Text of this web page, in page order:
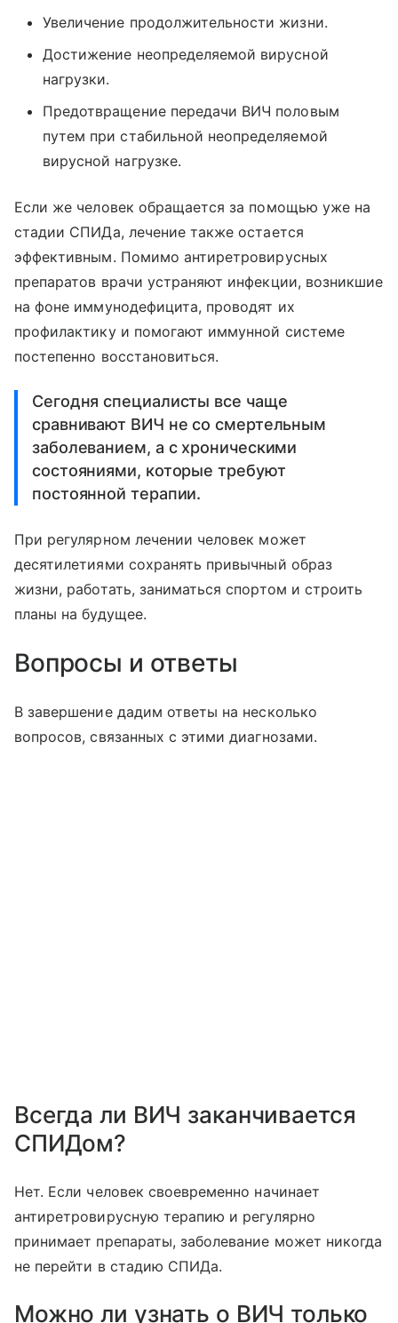
Увеличение продолжительности жизни.
Достижение неопределяемой вирусной
нагрузки.
Предотвращение передачи ВИЧ половым
путем при стабильной неопределяемой
вирусной нагрузке.
Если же человек обращается за помощью уже на
стадии СПИДа, лечение также остается
эффективным. Помимо антиретровирусных
препаратов врачи устраняют инфекции, возникшие
на фоне иммунодефицита, проводят их
профилактику и помогают иммунной системе
постепенно восстановиться.
Сегодня специалисты все чаще
сравнивают ВИЧ не со смертельным
заболеванием, а с хроническими
состояниями, которые требуют
постоянной терапии.
При регулярном лечении человек может
десятилетиями сохранять привычный образ
жизни, работать, заниматься спортом и строить
планы на будущее.
Вопросы и ответы
В завершение дадим ответы на несколько
вопросов, связанных с этими диагнозами.
Всегда ли ВИЧ заканчивается
СПИДом?
Нет. Если человек своевременно начинает
антиретровирусную терапию и регулярно
принимает препараты, заболевание может никогда
не перейти в стадию СПИДа.
Можно ли узнать о ВИЧ только